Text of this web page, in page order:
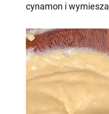
cynamon i